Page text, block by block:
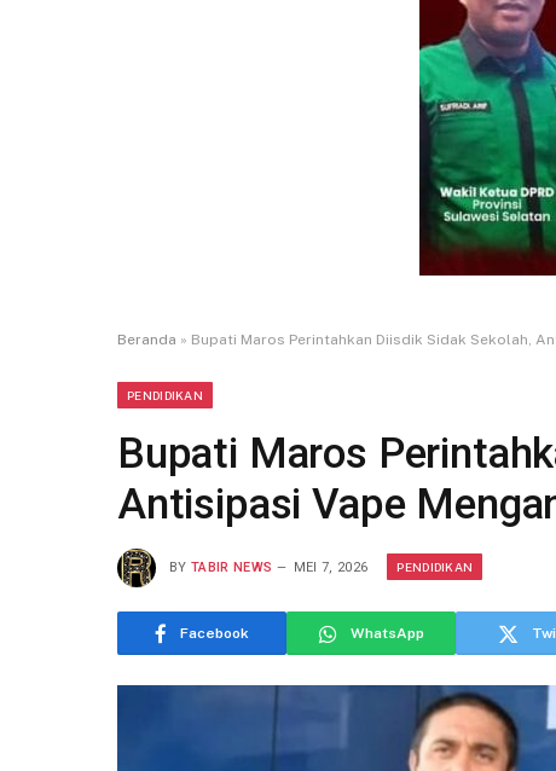
Beranda » Bupati Maros Perintahkan Diisdik Sidak Sekolah,
PENDIDIKAN
Bupati Maros
Antisipasi Vape
BY TABIR NEWS MEI 7, 2026 PENDIDIKAN
Facebook WhatsApp